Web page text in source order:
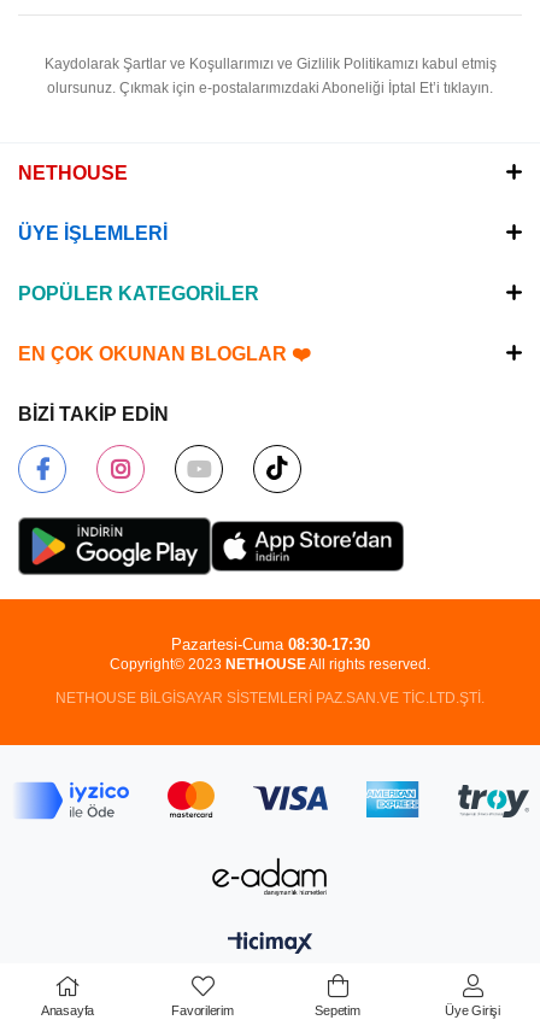
Kaydolarak Şartlar ve Koşullarımızı ve Gizlilik Politikamızı kabul etmiş
olursunuz. Çıkmak için e-postalarımızdaki Aboneliği İptal Et’i tıklayın.
NETHOUSE
ÜYE İŞLEMLERİ
POPÜLER KATEGORİLER
EN ÇOK OKUNAN BLOGLAR ❤️
BİZİ TAKİP EDİN
Copyright© 2023 NETHOUSEAll rights reserved.
NETHOUSE BİLGİSAYAR SİSTEMLERİ PAZ.SAN.VE TİC.LTD.ŞTİ.
Pazartesi-Cuma 08:30-17:30
Anasayfa Favorilerim Sepetim Üye Girişi